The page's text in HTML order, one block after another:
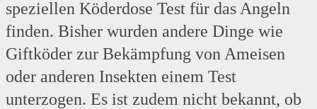
speziellen Köderdose Test für das Angeln
finden. Bisher wurden andere Dinge wie
Giftköder zur Bekämpfung von Ameisen
oder anderen Insekten einem Test
unterzogen. Es ist zudem nicht bekannt, ob